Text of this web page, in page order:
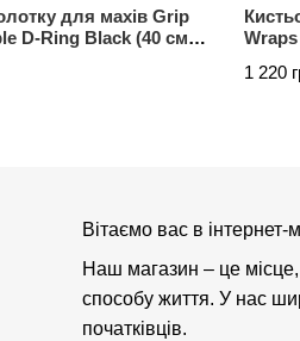
для махів Grip
D-Ring Black (40 см,
1 220
Вітаємо вас в інтернет-
Наш магазин – це місце,
способу життя. У нас
початківців.